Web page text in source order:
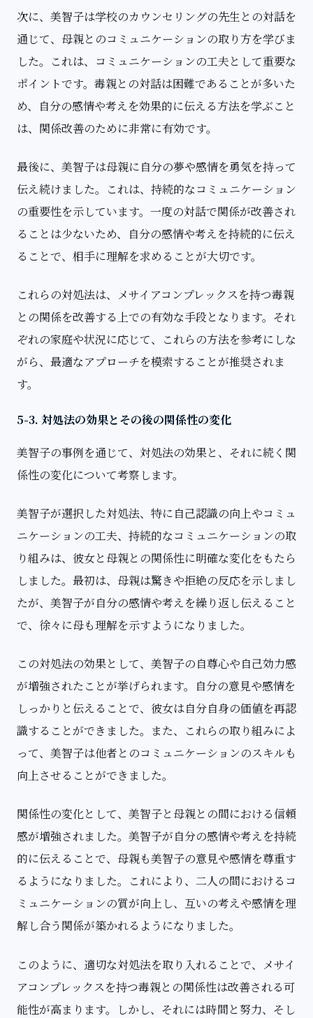
次に、美智子は学校のカウンセリングの先生との対話を
通じて、母親とのコミュニケーションの取り方を学びま
した。これは、コミュニケーションの工夫として重要な
ポイントです。毒親との対話は困難であることが多いた
め、自分の感情や考えを効果的に伝える方法を学ぶこと
は、関係改善のために非常に有効です。
最後に、美智子は母親に自分の夢や感情を勇気を持って
伝え続けました。これは、持続的なコミュニケーション
の重要性を示しています。一度の対話で関係が改善され
ることは少ないため、自分の感情や考えを持続的に伝え
ることで、相手に理解を求めることが大切です。
これらの対処法は、メサイアコンプレックスを持つ毒親
との関係を改善する上での有効な手段となります。それ
ぞれの家庭や状況に応じて、これらの方法を参考にしな
がら、最適なアプローチを模索することが推奨されま
す。
5-3. 対処法の効果とその後の関係性の変化
美智子の事例を通じて、対処法の効果と、それに続く関
係性の変化について考察します。
美智子が選択した対処法、特に自己認識の向上やコミュ
ニケーションの工夫、持続的なコミュニケーションの取
り組みは、彼女と母親との関係性に明確な変化をもたら
しました。最初は、母親は驚きや拒絶の反応を示しまし
たが、美智子が自分の感情や考えを繰り返し伝えること
で、徐々に母も理解を示すようになりました。
この対処法の効果として、美智子の自尊心や自己効力感
が増強されたことが挙げられます。自分の意見や感情を
しっかりと伝えることで、彼女は自分自身の価値を再認
識することができました。また、これらの取り組みによ
って、美智子は他者とのコミュニケーションのスキルも
向上させることができました。
関係性の変化として、美智子と母親との間における信頼
感が増強されました。美智子が自分の感情や考えを持続
的に伝えることで、母親も美智子の意見や感情を尊重す
るようになりました。これにより、二人の間におけるコ
ミュニケーションの質が向上し、互いの考えや感情を理
解し合う関係が築かれるようになりました。
このように、適切な対処法を取り入れることで、メサイ
アコンプレックスを持つ毒親との関係性は改善される可
能性が高まります。しかし、それには時間と努力、そし